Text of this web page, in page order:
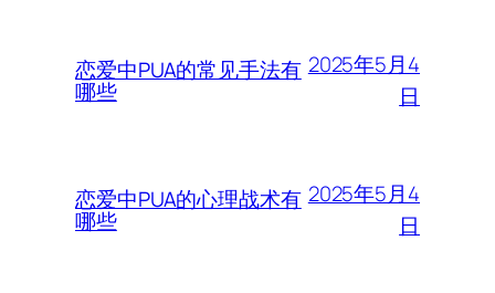
恋爱中PUA的常见手法有
哪些
2025年5月4
日
恋爱中PUA的心理战术有
哪些
2025年5月4
日